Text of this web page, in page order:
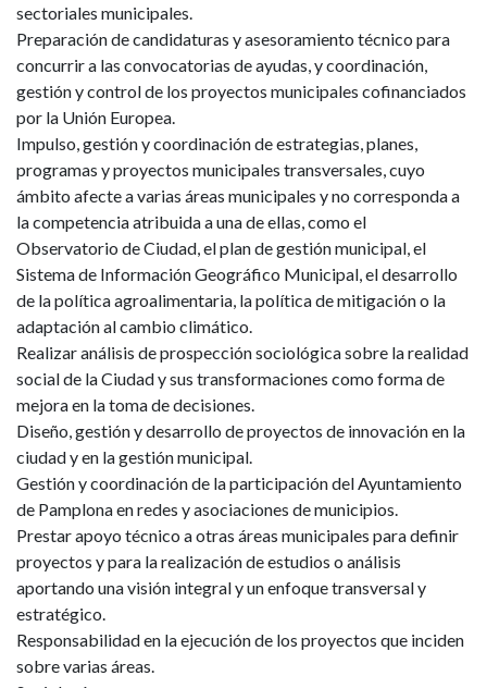
sectoriales municipales.
Preparación de candidaturas y asesoramiento técnico para
concurrir a las convocatorias de ayudas, y coordinación,
gestión y control de los proyectos municipales cofinanciados
por la Unión Europea.
Impulso, gestión y coordinación de estrategias, planes,
programas y proyectos municipales transversales, cuyo
ámbito afecte a varias áreas municipales y no corresponda a
la competencia atribuida a una de ellas, como el
Observatorio de Ciudad, el plan de gestión municipal, el
Sistema de Información Geográfico Municipal, el desarrollo
de la política agroalimentaria, la política de mitigación o la
adaptación al cambio climático.
Realizar análisis de prospección sociológica sobre la realidad
social de la Ciudad y sus transformaciones como forma de
mejora en la toma de decisiones.
Diseño, gestión y desarrollo de proyectos de innovación en la
ciudad y en la gestión municipal.
Gestión y coordinación de la participación del Ayuntamiento
de Pamplona en redes y asociaciones de municipios.
Prestar apoyo técnico a otras áreas municipales para definir
proyectos y para la realización de estudios o análisis
aportando una visión integral y un enfoque transversal y
estratégico.
Responsabilidad en la ejecución de los proyectos que inciden
sobre varias áreas.